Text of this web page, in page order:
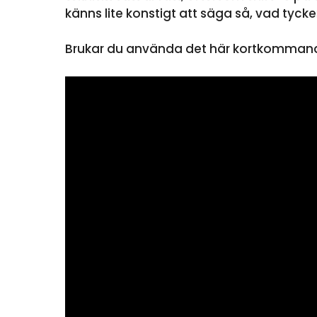
känns lite konstigt att säga så, vad
Brukar du använda det här